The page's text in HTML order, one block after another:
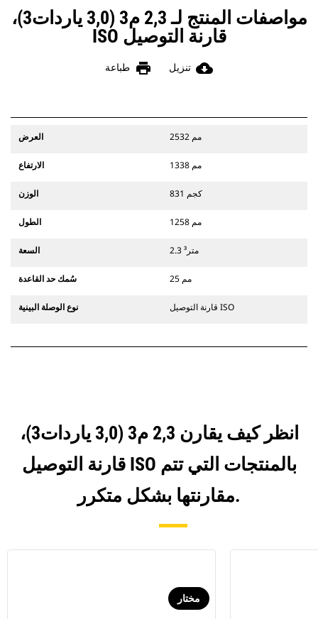
مواصفات المنتج لـ 2,3 م3 (3,0 ياردات3)،
قارنة التوصيل ISO
cloud_download تنزيل print طباعة
العرض 2532 مم
الارتفاع 1338 مم
الوزن 831 كجم
الطول 1258 مم
السعة 2.3 متر³
سُمك حد القاعدة 25 مم
نوع الوصلة البينية قارنة التوصيل ISO
انظر كيف يقارن 2,3 م3 (3,0 ياردات3)،
قارنة التوصيل ISO بالمنتجات التي تتم
مقارنتها بشكل متكرر.
مختار